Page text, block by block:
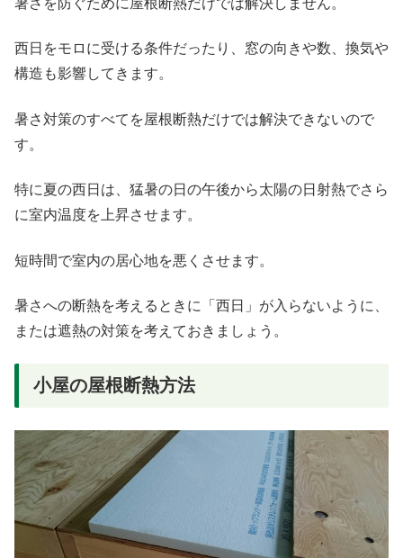
暑さを防ぐために屋根断熱だけでは解決しません。
西日をモロに受ける条件だったり、窓の向きや数、換気や
構造も影響してきます。
暑さ対策のすべてを屋根断熱だけでは解決できないので
す。
特に夏の西日は、猛暑の日の午後から太陽の日射熱でさら
に室内温度を上昇させます。
短時間で室内の居心地を悪くさせます。
暑さへの断熱を考えるときに「西日」が入らないように、
または遮熱の対策を考えておきましょう。
小屋の屋根断熱方法